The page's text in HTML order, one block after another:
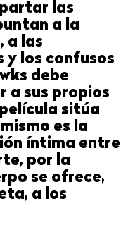
las
a la
a las
y los confusos
debe
a sus propios
sitúa
es la
íntima entre
por la
se ofrece,
a los